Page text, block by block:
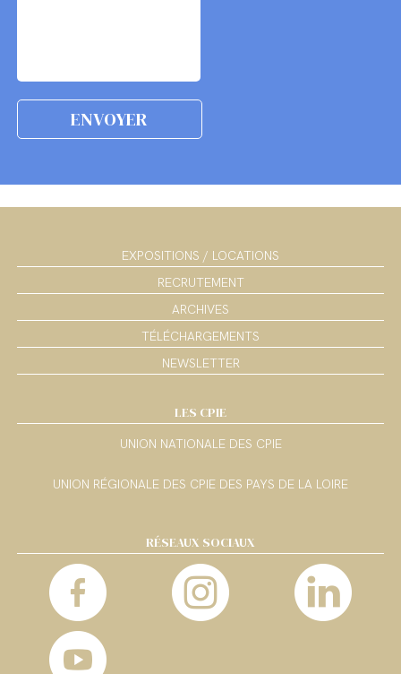
EXPOSITIONS / LOCATIONS
RECRUTEMENT
ARCHIVES
TÉLÉCHARGEMENTS
NEWSLETTER
LES CPIE
UNION NATIONALE DES CPIE
UNION RÉGIONALE DES CPIE DES PAYS DE LA LOIRE
RÉSEAUX SOCIAUX